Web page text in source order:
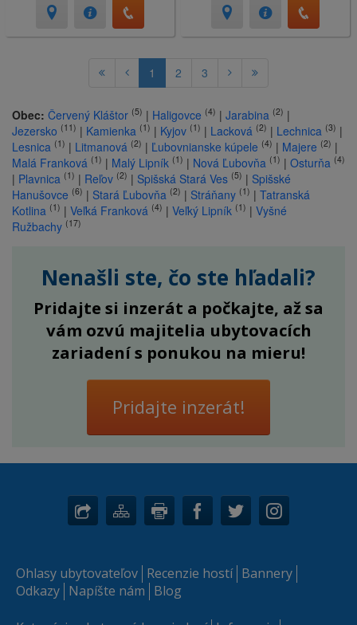
1 2 3
Obec: Červený Kláštor (5) | Haligovce (4) | Jarabina (2) |
Jezersko (11) | Kamienka (1) | Kyjov (1) | Lacková (2) | Lechnica (3) |
Lesnica (1) | Litmanová (2) | Ľubovnianske kúpele (4) | Majere (2) |
Malá Franková (1) | Malý Lipník (1) | Nová Ľubovňa (1) | Osturňa (4)
| Plavnica (1) | Reľov (2) | Spišská Stará Ves (5) | Spišské
Hanušovce (6) | Stará Ľubovňa (2) | Stráňany (1) | Tatranská
Kotlina (1) | Veľká Franková (4) | Veľký Lipník (1) | Vyšné
Ružbachy (17)
Nenašli ste, čo ste hľadali?
Pridajte si inzerát a počkajte, až sa
vám ozvú majitelia ubytovacích
zariadení s ponukou na mieru!
Pridajte inzerát!
Ohlasy ubytovateľov Recenzie hostí Bannery
Odkazy Napíšte nám Blog